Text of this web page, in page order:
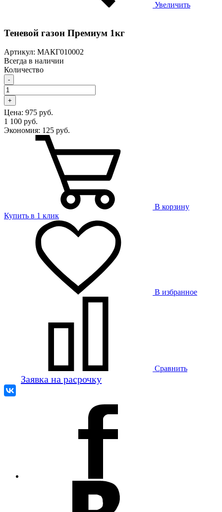
Увеличить
Теневой газон Премиум 1кг
Артикул: МАКГ010002
Всегда в наличии
Количество
-
+
Цена: 975 руб.
1 100 руб.
Экономия: 125 руб.
В корзину
Купить в 1 клик
В избранное
Сравнить
Заявка на расрочку